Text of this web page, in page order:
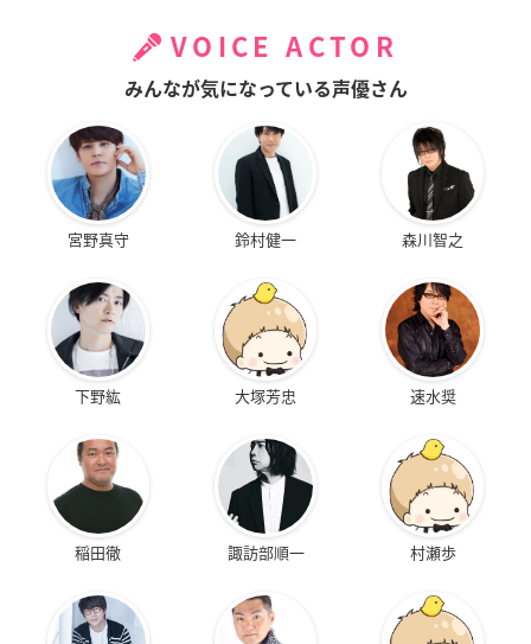
VOICE ACTOR
みんなが気になっている声優さん
宮野真守 鈴村健一 森川智之
下野紘 大塚芳忠 速水奨
稲田徹 諏訪部順一 村瀬歩